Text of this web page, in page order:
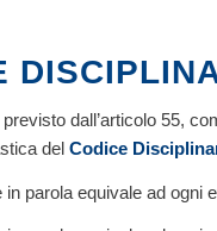
dall’articolo 55,
del Codice
parola equivale ad ogni